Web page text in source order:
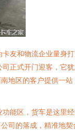
友和物流企业量身
正式开门迎客，它
地区的客户提供一站
能区，货车是这里
司的落成，精准地契